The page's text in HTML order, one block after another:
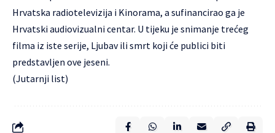
Hrvatska radiotelevizija i Kinorama, a sufinancirao ga je
Hrvatski audiovizualni centar. U tijeku je snimanje trećeg
filma iz iste serije, Ljubav ili smrt koji će publici biti
predstavljen ove jeseni.
(Jutarnji list)